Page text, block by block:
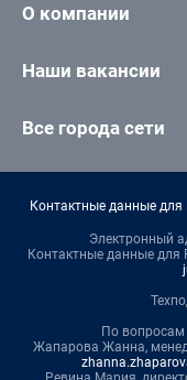
О компании
Наши вакансии
Все города сети
Контактные данные для
Электронный
Контактные данные для
По вопросам
Жапарова Жанна,